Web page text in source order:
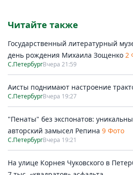
Читайте также
Государственный литературный
день рождения Михаила Зощенко 2
С.ПетербургВчера 21:59
Аисты поднимают настроение
С.ПетербургВчера 19:27
"Пенаты" без экспонатов:
авторский замысел Репина 9 Фото
С.ПетербургВчера 19:21
На улице Корнея Чуковского в